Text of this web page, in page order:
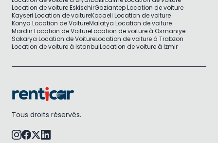
Location de voiture EskisehirGaziantep Location de voiture
Kayseri Location de voitureKocaeli Location de voiture
Konya Location de VoitureMalatya Location de voiture
Mardin Location de VoitureLocation de voiture à Osmaniye
Sakarya Location de VoitureLocation de voiture à Trabzon
Location de voiture à IstanbulLocation de voiture à Izmir
Tous droits réservés.